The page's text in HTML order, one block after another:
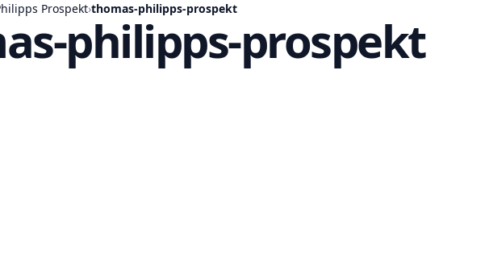
Prospekt›thomas-philipps-prospekt
philipps-prospekt